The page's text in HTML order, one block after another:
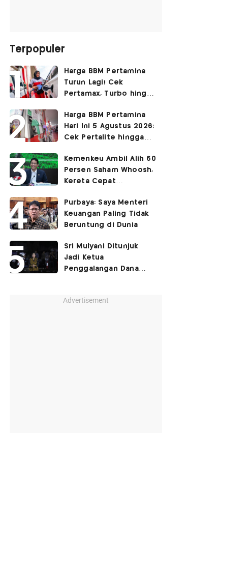
Terpopuler
Harga BBM Pertamina
Turun Lagi! Cek
Pertamax, Turbo hingga
Agustus 2026
Harga BBM Pertamina
Hari Ini 5 Agustus 2026:
Cek Pertalite hingga
Turun
Kemenkeu Ambil Alih 60
Persen Saham Whoosh,
Kereta Cepat
Surabaya
Purbaya: Saya Menteri
Keuangan Paling Tidak
Beruntung di Dunia
Sri Mulyani Ditunjuk
Jadi Ketua
Penggalangan Dana
Advertisement